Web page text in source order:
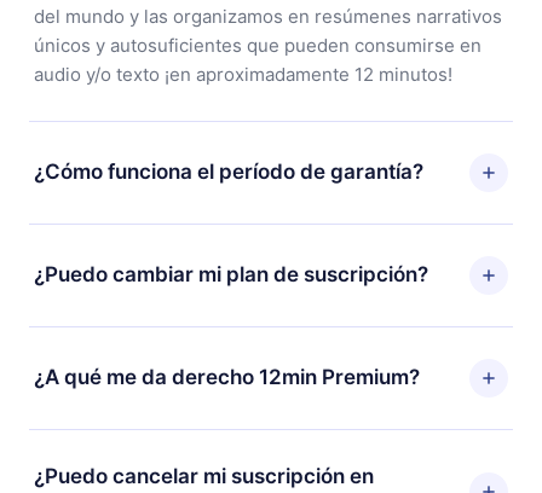
del mundo y las organizamos en resúmenes narrativos
únicos y autosuficientes que pueden consumirse en
audio y/o texto ¡en aproximadamente 12 minutos!
¿Cómo funciona el período de garantía?
Puedes descargar nuestra aplicación y comenzar a
disfrutar de nuestra biblioteca. Si por alguna razón no
estás satisfecho con nuestra plataforma, simplemente
a la compra y solicita el reembolso del valor. Recibirás
¿Puedo cambiar mi plan de suscripción?
Sí, pero el cambio solo se aplicará a partir del próximo
período de facturación. Por ejemplo, si decides
cambiar tu suscripción mensual a anual, después de
facturación de ese mes.
¿A qué me da derecho 12min Premium?
12min Premium es un plan que te garantiza acceso a
toda nuestra biblioteca de más de 2500 títulos
¿Puedo cancelar mi suscripción en